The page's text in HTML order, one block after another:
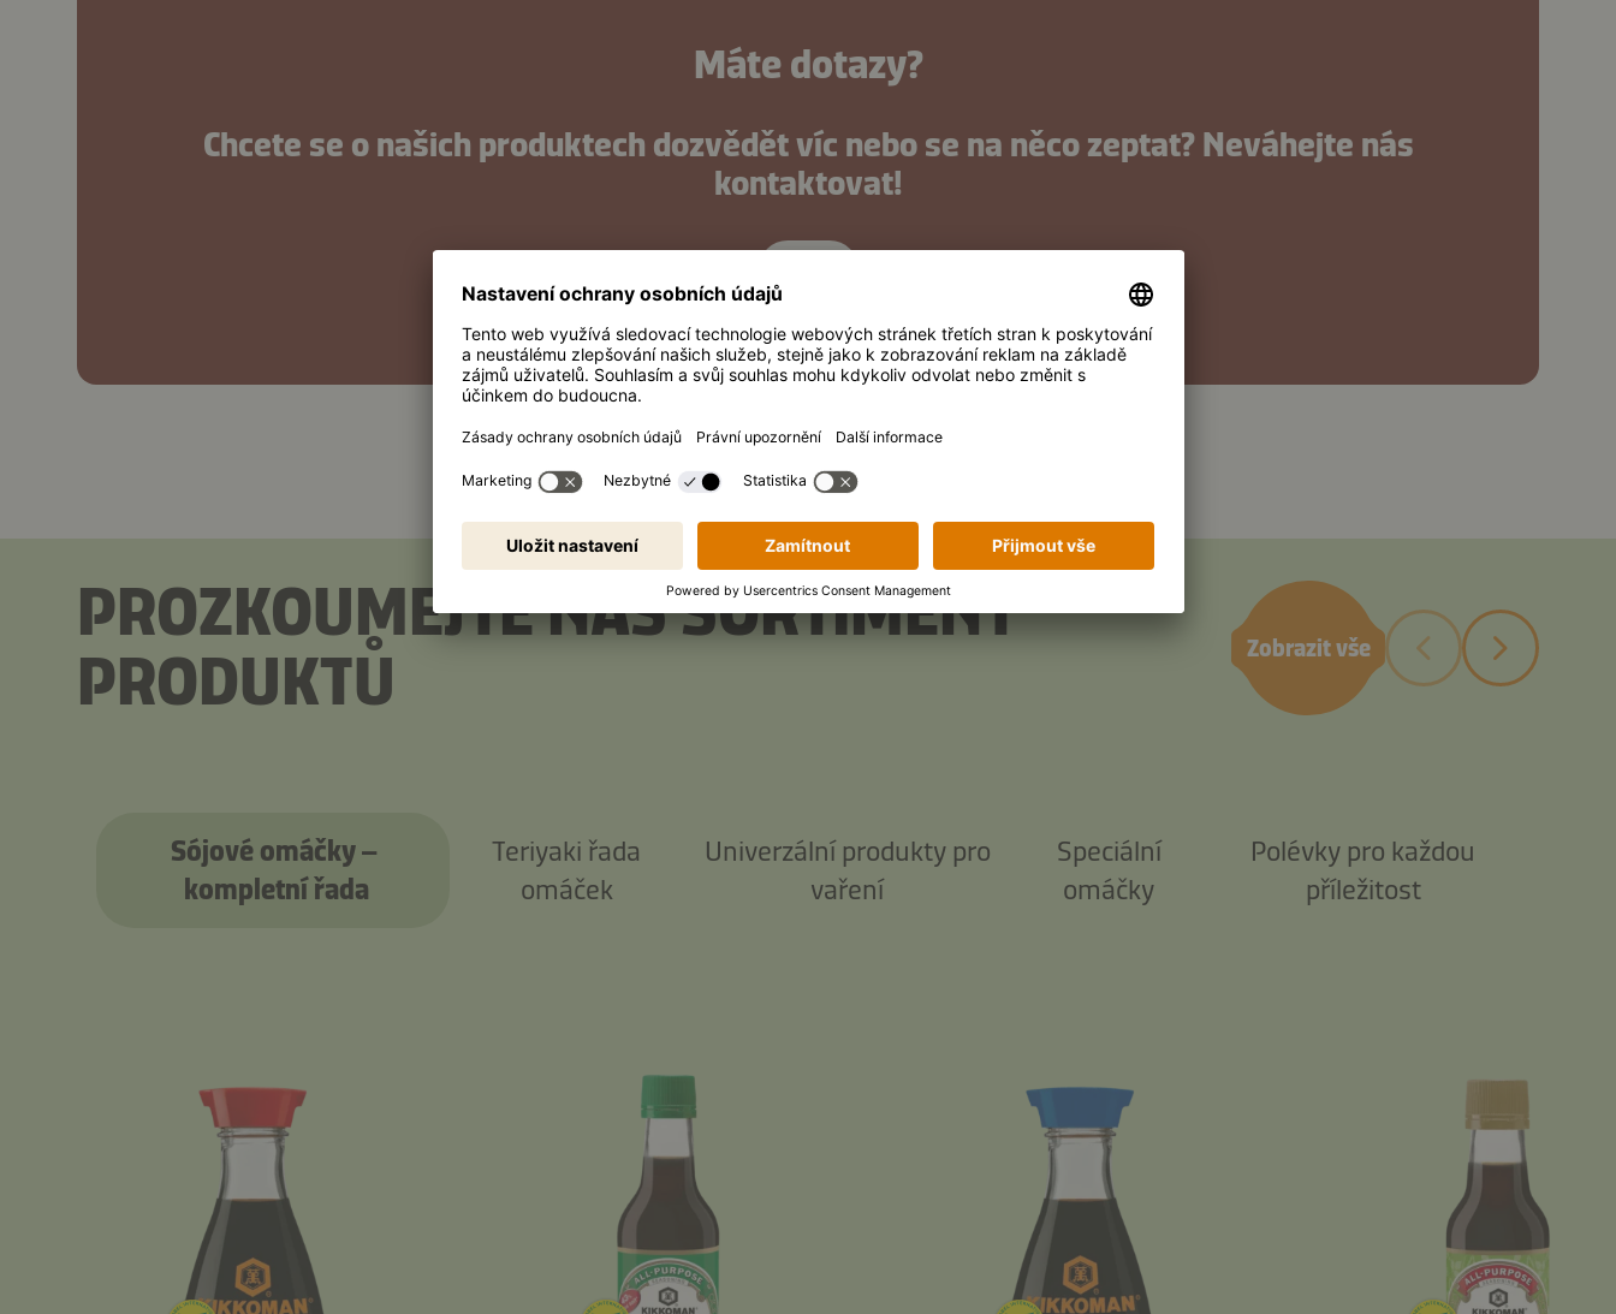
Máte dotazy?
Chcete se o našich produktech dozvědět víc nebo se na něco zeptat? Neváhejte nás
kontaktovat!
PROZKOUMEJTE NÁŠ SORTIMENT
PRODUKTŮ
Zobrazit vše
Sójové omáčky –
kompletní řada
Teriyaki řada
omáček
Univerzální produkty pro
vaření
Speciální
omáčky
Polévky pro každou
příležitost